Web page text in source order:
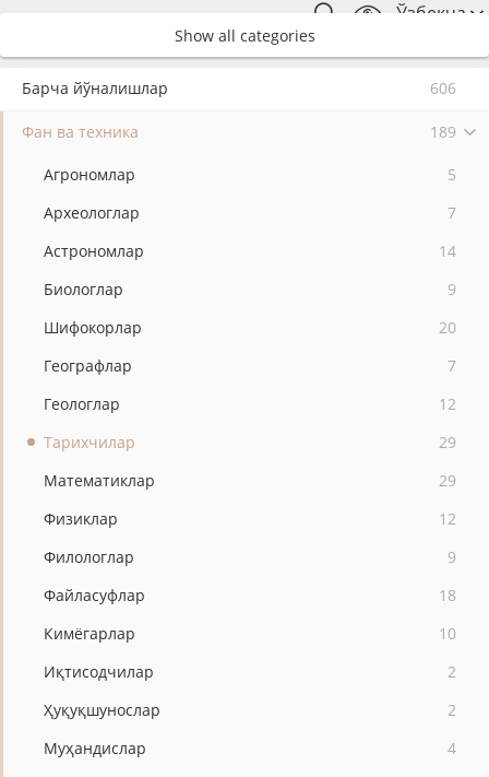
Ўзбекча
Show all categories
Барча йўналишлар 606
Фан ва техника 189
Агрономлар
5
Археологлар
7
Астрономлар
14
Биологлар
9
Шифокорлар
20
Географлар
7
Геологлар
12
Тарихчилар
29
Математиклар
29
Физиклар
12
Филологлар
9
Файласуфлар
18
Кимёгарлар
10
Иқтисодчилар
2
Ҳуқуқшунослар
2
Муҳандислар
4